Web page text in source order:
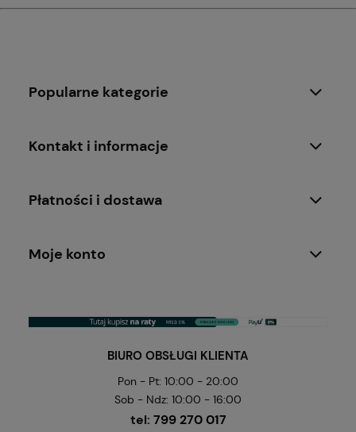
Popularne kategorie
Kontakt i informacje
Płatności i dostawa
Moje konto
BIURO OBSŁUGI KLIENTA
Pon - Pt: 10:00 - 20:00
Sob - Ndz: 10:00 - 16:00
tel: 799 270 017